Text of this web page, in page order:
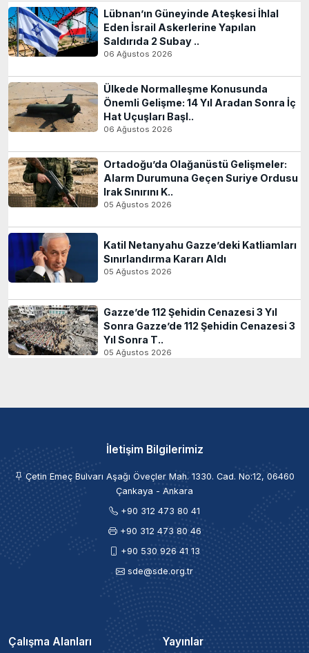
Lübnan’ın Güneyinde Ateşkesi İhlal
Eden İsrail Askerlerine Yapılan
Saldırıda 2 Subay ..
06 Ağustos 2026
Ülkede Normalleşme Konusunda
Önemli Gelişme: 14 Yıl Aradan Sonra İç
Hat Uçuşları Başl..
06 Ağustos 2026
Ortadoğu’da Olağanüstü Gelişmeler:
Alarm Durumuna Geçen Suriye Ordusu
Irak Sınırını K..
05 Ağustos 2026
Katil Netanyahu Gazze’deki Katliamları
Sınırlandırma Kararı Aldı
05 Ağustos 2026
Gazze’de 112 Şehidin Cenazesi 3 Yıl
Sonra Gazze’de 112 Şehidin Cenazesi 3
Yıl Sonra T..
05 Ağustos 2026
İletişim Bilgilerimiz
Çetin Emeç Bulvarı Aşağı Öveçler Mah. 1330. Cad. No:12, 06460
Çankaya - Ankara
+90 312 473 80 41
+90 312 473 80 46
+90 530 926 41 13
sde@sde.org.tr
Çalışma Alanları Yayınlar